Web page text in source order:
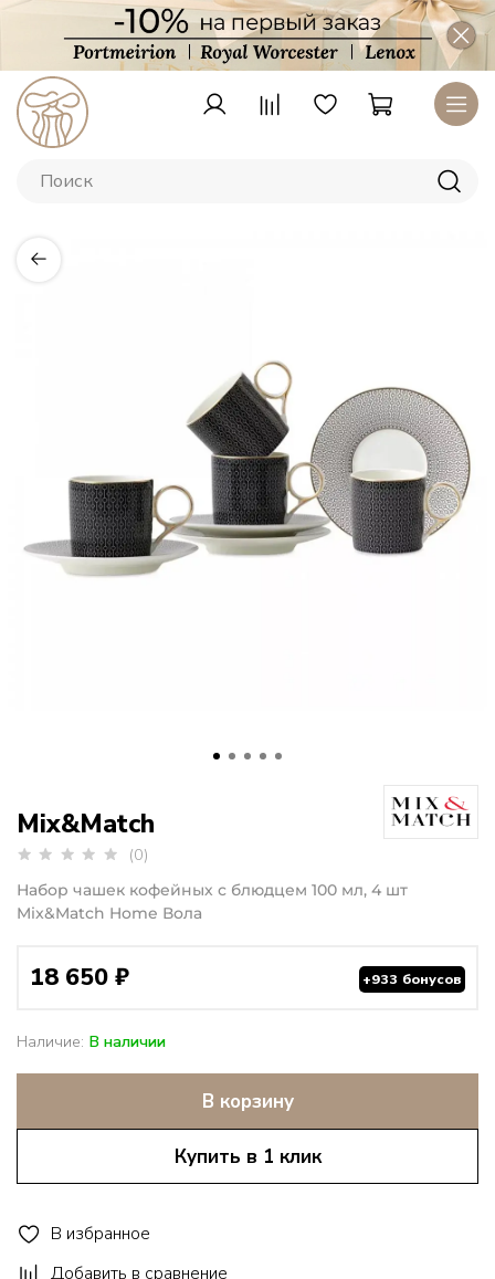
(0)
Наличие: В наличии
Mix&Match
Набор чашек кофейных с блюдцем 100 мл, 4 шт
Mix&Match Home Вола
18 650 ₽ +933 бонусов
В корзину
Купить в 1 клик
В избранное
Добавить в сравнение